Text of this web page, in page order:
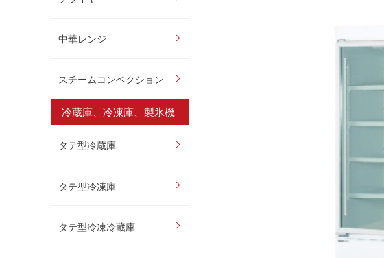
中華レンジ
スチームコンベクション
冷蔵庫、冷凍庫、製氷機
タテ型冷蔵庫
タテ型冷凍庫
タテ型冷凍冷蔵庫